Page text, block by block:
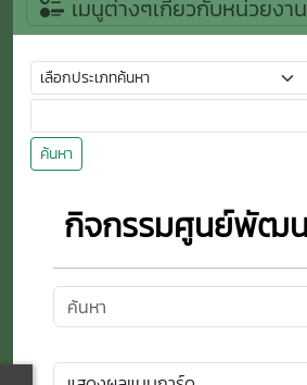
เมนูต่างๆเกี่ยวกับหน่วยงาน
ค้นหา
กิจกรรมศูนย์พัฒน